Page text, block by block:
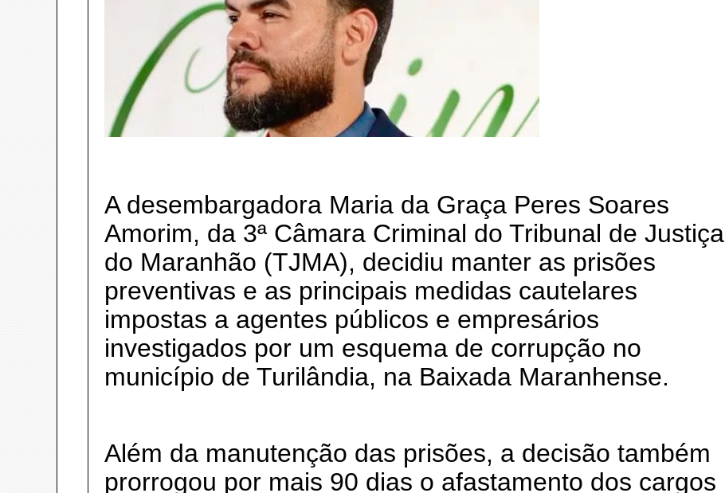
A desembargadora Maria da Graça Peres Soares
Amorim, da 3ª Câmara Criminal do Tribunal de Justiça
do Maranhão (TJMA), decidiu manter as prisões
preventivas e as principais medidas cautelares
impostas a agentes públicos e empresários
investigados por um esquema de corrupção no
município de Turilândia, na Baixada Maranhense.
Além da manutenção das prisões, a decisão também
prorrogou por mais 90 dias o afastamento dos cargos